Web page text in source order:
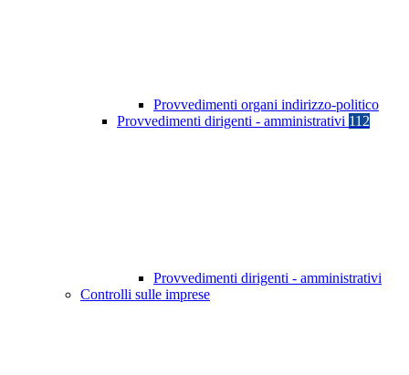
Provvedimenti organi indirizzo-politico
Provvedimenti dirigenti - amministrativi 112
Provvedimenti dirigenti - amministrativi
Controlli sulle imprese